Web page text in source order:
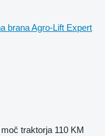
brana Agro-Lift Expert
traktorja 110 KM